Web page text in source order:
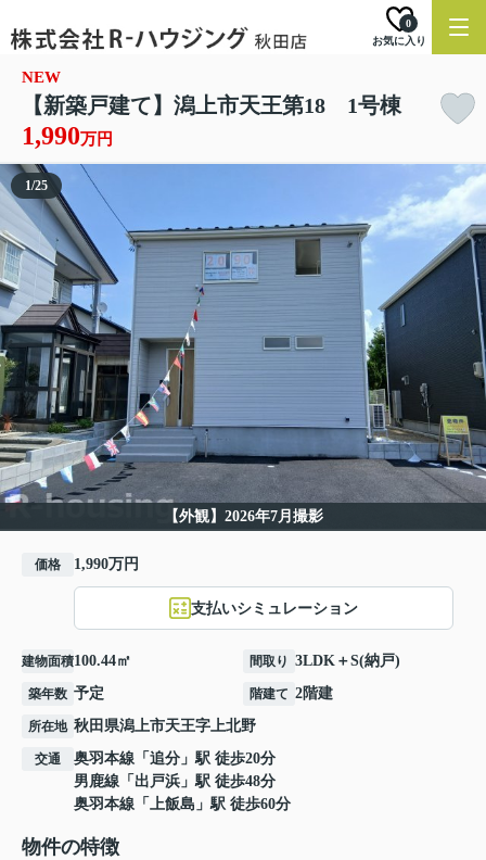
お気に入り
0
NEW
【新築戸建て】潟上市天王第18 1号棟
1,990万円
【外観】2026年7月撮影
1/25
価格 1,990万円
支払いシミュレーション
建物面積100.44㎡ 間取り 3LDK＋S(納戸)
築年数 予定 階建て 2階建
所在地 秋田県潟上市天王字上北野
交通 奥羽本線 「 追分 」駅 徒歩20分
男鹿線 「 出戸浜 」駅 徒歩48分
奥羽本線 「 上飯島 」駅 徒歩60分
物件の特徴